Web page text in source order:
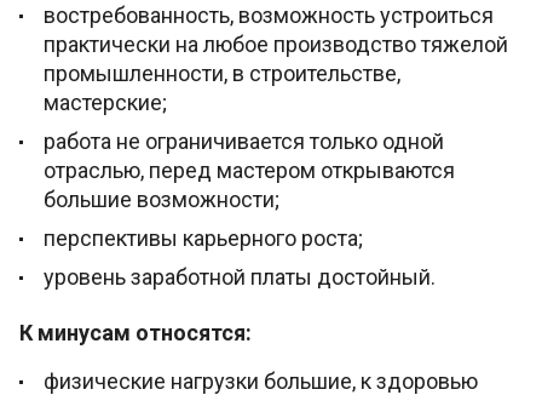
востребованность, возможность устроиться
практически на любое производство тяжелой
промышленности, в строительстве,
мастерские;
работа не ограничивается только одной
отраслью, перед мастером открываются
большие возможности;
перспективы карьерного роста;
уровень заработной платы достойный.
К минусам относятся:
физические нагрузки большие, к здоровью